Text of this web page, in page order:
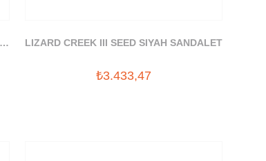
LIZARD CREEK III SEED SIYAH SANDALET
₺3.433,47